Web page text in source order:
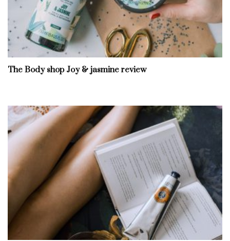
The Body shop Joy & jasmine review